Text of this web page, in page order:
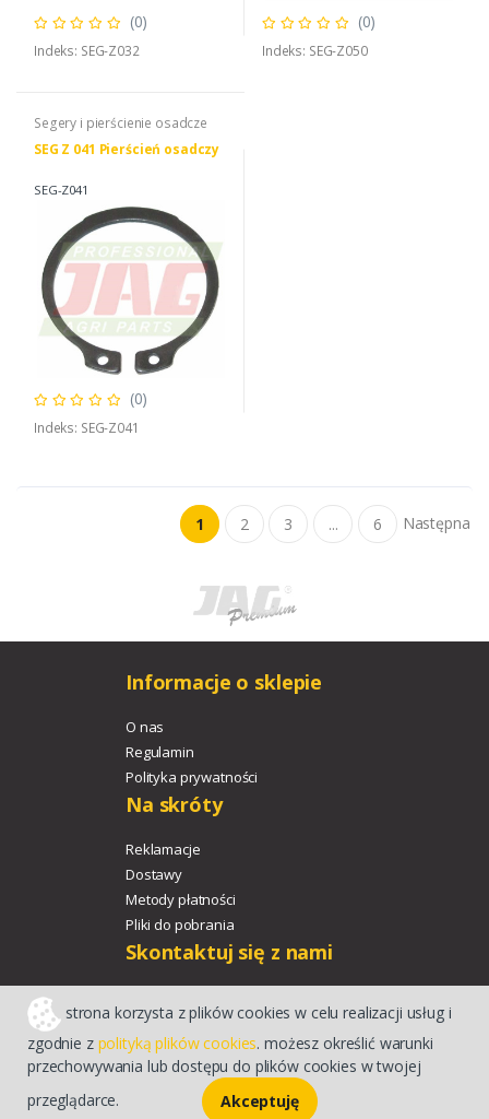
strona korzysta z plików cookies w celu realizacji usług i
zgodnie z polityką plików cookies. możesz określić warunki
przechowywania lub dostępu do plików cookies w twojej
przeglądarce.
Akceptuję
(0)
Indeks: SEG-Z032
(0)
Indeks: SEG-Z050
Segery i pierścienie osadcze
SEG Z 041 Pierścień osadczy
SEG-Z041
(0)
Indeks: SEG-Z041
1 2 3 ... 6 Następna
Informacje o sklepie
O nas
Regulamin
Polityka prywatności
Na skróty
Reklamacje
Dostawy
Metody płatności
Pliki do pobrania
Skontaktuj się z nami
agroport@agroport.tech
Sklep internetowy CStore